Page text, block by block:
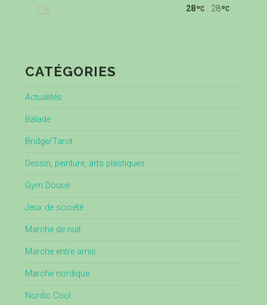
28
28
CATÉGORIES
Actualités
Balade
Bridge/Tarot
Dessin, peinture, arts plastiques
Gym Douce
Jeux de société
Marche de nuit
Marche entre amis
Marche nordique
Nordic Cool